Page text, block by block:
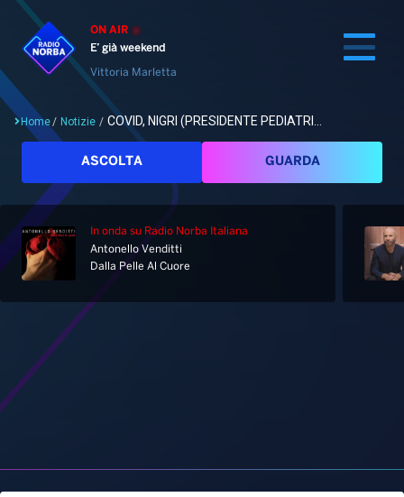
ON AIR
E’ già weekend
Vittoria Marletta
Cerca
Home
Notizie
Pod&Play
Home/ Notizie / COVID, NIGRI (PRESIDENTE PEDIATRI...
ASCOLTA GUARDA
In onda su Radio Norba Italiana
Antonello Venditti
Dalla Pelle Al Cuore
PUGLIA): PER RIAPRIRE LE